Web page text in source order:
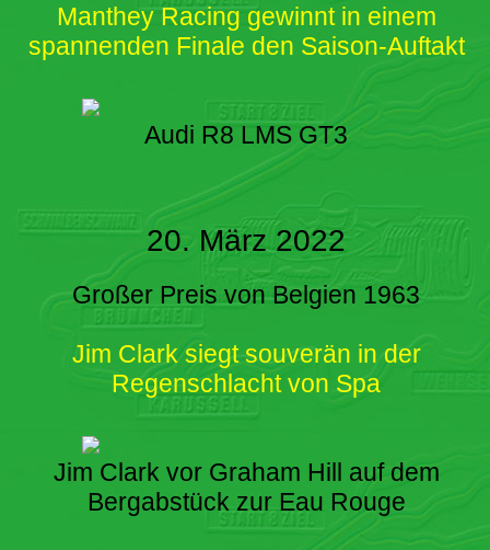
Manthey Racing gewinnt in einem
spannenden Finale den Saison-Auftakt
Audi R8 LMS GT3
20. März 2022
Großer Preis von Belgien 1963
Jim Clark siegt souverän in der
Regenschlacht von Spa
Jim Clark vor Graham Hill auf dem
Bergabstück zur Eau Rouge